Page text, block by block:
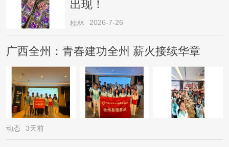
出现！
桂林 2026-7-26
广西全州：青春建功全州 薪火接续华章
动态 3天前